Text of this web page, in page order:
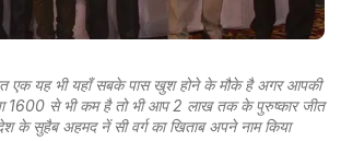
एक यह भी यहाँ सबके पास खुश होने के मौके है अगर आपकी
1600 से भी कम है तो भी आप 2 लाख तक के पुरुष्कार जीत
के सुहैब अहमद नें सी वर्ग का खिताब अपने नाम किया